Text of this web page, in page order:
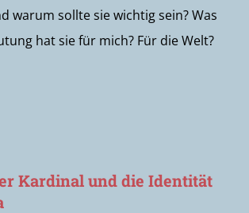
warum sollte sie wichtig sein? Was
hat sie für mich? Für die Welt?
Kardinal und die Identität